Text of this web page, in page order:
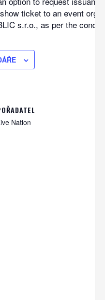
ticket to an event
s.r.o., as per the
Nation